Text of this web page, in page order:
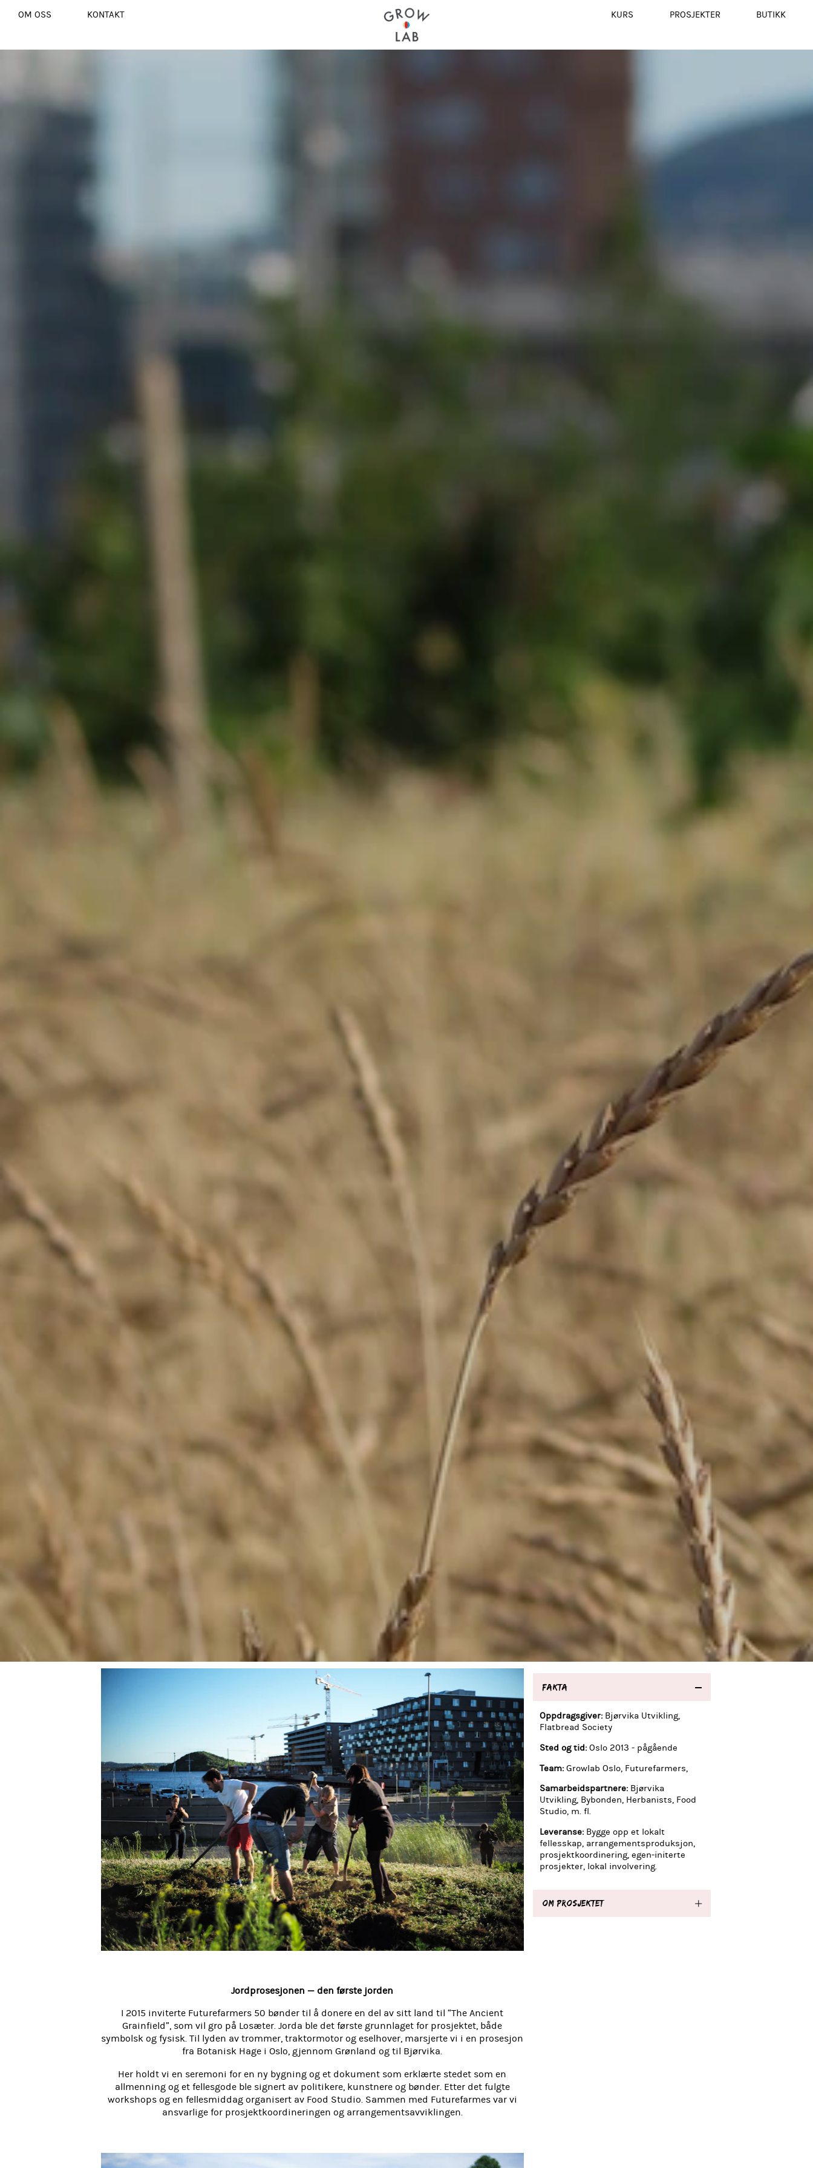
OM OSS KONTAKT KURS PROSJEKTER BUTIKK
Jordprosesjonen — den første jorden
I 2015 inviterte Futurefarmers 50 bønder til å donere en del av sitt land til “The Ancient
Grainfield”, som vil gro på Losæter. Jorda ble det første grunnlaget for prosjektet, både
symbolsk og fysisk. Til lyden av trommer, traktormotor og eselhover, marsjerte vi i en prosesjon
fra Botanisk Hage i Oslo, gjennom Grønland og til Bjørvika.
Her holdt vi en seremoni for en ny bygning og et dokument som erklærte stedet som en
allmenning og et fellesgode ble signert av politikere, kunstnere og bønder. Etter det fulgte
workshops og en fellesmiddag organisert av Food Studio. Sammen med Futurefarmes var vi
ansvarlige for prosjektkoordineringen og arrangementsavviklingen.
FAKTA
Oppdragsgiver: Bjørvika Utvikling,
Flatbread Society
Sted og tid:Oslo 2013 - pågående
Team:Growlab Oslo, Futurefarmers,
Samarbeidspartnere:Bjørvika
Utvikling, Bybonden, Herbanists, Food
Studio, m. fl.
Leveranse: Bygge opp et lokalt
fellesskap, arrangementsproduksjon,
prosjektkoordinering, egen-initerte
prosjekter, lokal involvering.
OM PROSJEKTET